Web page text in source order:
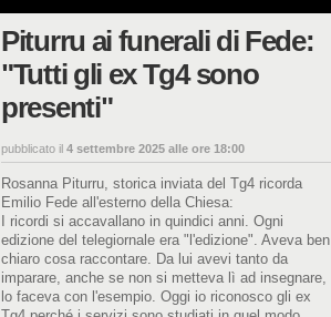
Piturru ai funerali di Fede:
"Tutti gli ex Tg4 sono
presenti"
pubblicato il 4 settembre 2025 alle ore 18:00
Rosanna Piturru, storica inviata del Tg4 ricorda
Emilio Fede all'esterno della Chiesa:
I ricordi si accavallano in quindici anni. Ogni
edizione del telegiornale era "l'edizione". Aveva ben
chiaro cosa raccontare. Da lui avevi tanto da
imparare, anche se non si metteva lì ad insegnare,
lo faceva con l'esempio. Oggi io riconosco gli ex